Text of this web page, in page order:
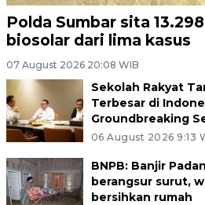
Polda Sumbar sita
biosolar dari lima kasus
07 August 2026 20:08 WIB
Sekolah Rakyat
Terbesar di
Groundbreaking
06 August 2026 9:13
BNPB: Banjir
berangsur surut,
bersihkan rumah